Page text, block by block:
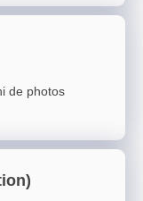
de photos